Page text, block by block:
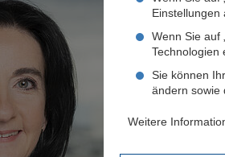
Einstellungen
Wenn Sie auf
Technologien
Sie können
ändern sowie
Weitere
Dienstag,
Von der
Juni 2023